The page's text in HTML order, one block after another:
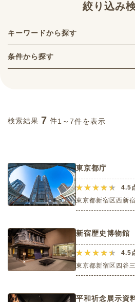
絞り込み
キーワードから探す
条件から探す
検索結果 7 件1～7件を表示
東京都庁
4.5
東京都新宿区西新
新宿歴史博物館
4.5
東京都新宿区四谷
平和祈念展示資